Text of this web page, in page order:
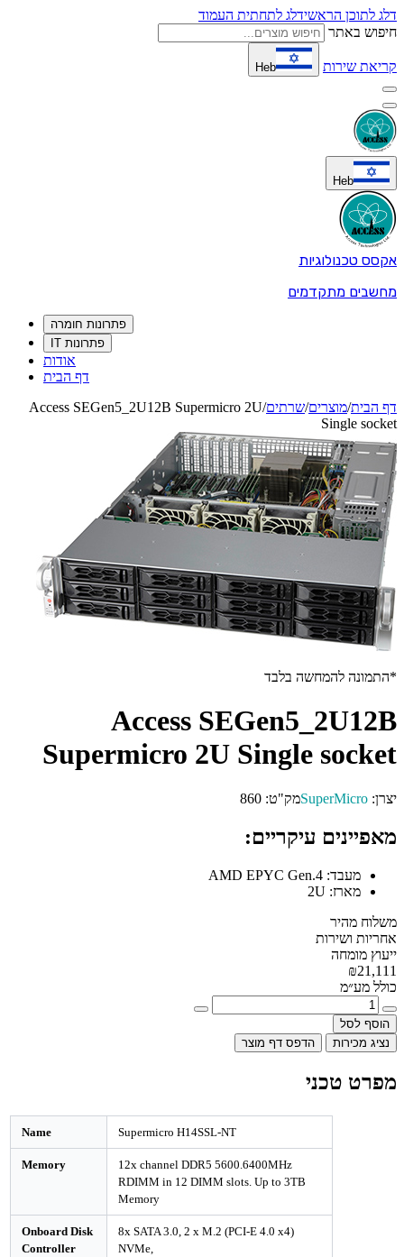
דלג לתוכן הראשידלג לתחתית העמוד
חיפוש באתר
קריאת שירות Heb
Heb
אקסס טכנולוגיות
מחשבים מתקדמים
פתרונות חומרה
פתרונות IT
אודות
דף הבית
דף הבית/מוצרים/שרתים/
Access SEGen5_2U12B Supermicro 2U
Single socket
*התמונה להמחשה בלבד
Access SEGen5_2U12B
Supermicro 2U Single socket
יצרן: SuperMicroמק"ט: 860
מאפיינים עיקריים:
מעבד:
מארז:
משלוח מהיר
אחריות ושירות
ייעוץ מומחה
₪21,111
כולל מע״מ
הוסף לסל
נציג מכירות
הדפס דף מוצר
מפרט טכני
Name Supermicro H14SSL-NT
Memory
12x channel DDR5 5600.6400MHz
RDIMM in 12 DIMM slots. Up to 3TB
Memory
Onboard Disk
Controller
8x SATA 3.0, 2 x M.2 (PCI-E 4.0 x4)
NVMe,